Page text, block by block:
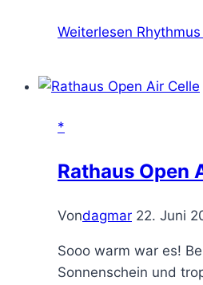
Weiterlesen
*
Rathaus Open
Vondagmar 22. Juni
Sooo warm war es!
Sonnenschein und